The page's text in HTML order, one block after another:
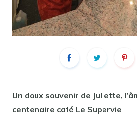
Un doux souvenir de Juliette,
centenaire café Le Supervie